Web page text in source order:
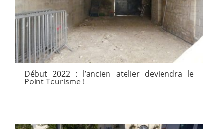
Début 2022 : l’ancien atelier deviendra le
Point Tourisme !